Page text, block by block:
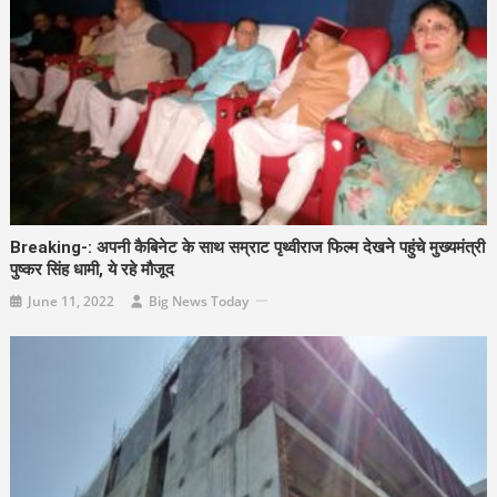
Breaking-: अपनी कैबिनेट के साथ सम्राट पृथ्वीराज फिल्म देखने पहुंचे मुख्यमंत्री
पुष्कर सिंह धामी, ये रहे मौजूद
June 11, 2022 Big News Today